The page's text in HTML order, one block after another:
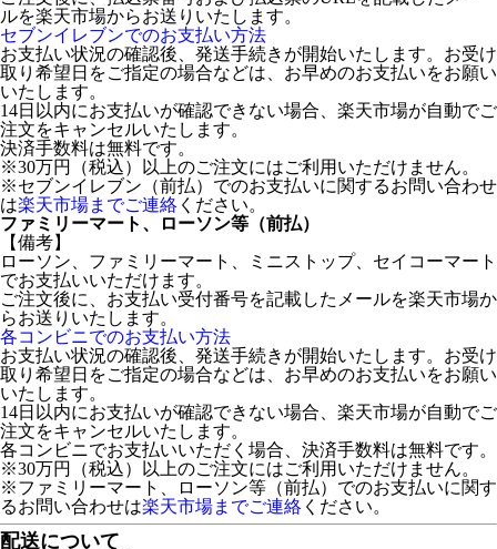
ルを楽天市場からお送りいたします。
セブンイレブンでのお支払い方法
お支払い状況の確認後、発送手続きが開始いたします。お受け
取り希望日をご指定の場合などは、お早めのお支払いをお願い
いたします。
14日以内にお支払いが確認できない場合、楽天市場が自動でご
注文をキャンセルいたします。
決済手数料は無料です。
※30万円（税込）以上のご注文にはご利用いただけません。
※セブンイレブン（前払）でのお支払いに関するお問い合わせ
は楽天市場までご連絡 ください。
ファミリーマート、ローソン等（前払）
【備考】
ローソン、ファミリーマート、ミニストップ、セイコーマート
でお支払いいただけます。
ご注文後に、お支払い受付番号を記載したメールを楽天市場か
らお送りいたします。
各コンビニでのお支払い方法
お支払い状況の確認後、発送手続きが開始いたします。お受け
取り希望日をご指定の場合などは、お早めのお支払いをお願い
いたします。
14日以内にお支払いが確認できない場合、楽天市場が自動でご
注文をキャンセルいたします。
各コンビニでお支払いいただく場合、決済手数料は無料です。
※30万円（税込）以上のご注文にはご利用いただけません。
※ファミリーマート、ローソン等（前払）でのお支払いに関す
るお問い合わせは楽天市場までご連絡 ください。
配送について